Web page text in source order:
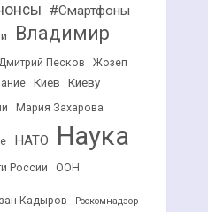
#Смартфоны
Владимир
Дмитрий Песков
Жозеп
Киев Киеву
Мария Захарова
НАТО Наука
России ООН
Кадыров Роскомнадзор